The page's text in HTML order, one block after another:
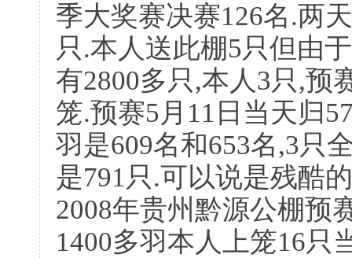
季大奖赛决赛126名.两
只.本人送此棚5只但由
有2800多只,本人3只,预
笼.预赛5月11日当天归
羽是609名和653名,3只
是791只.可以说是残酷
2008年贵州黔源公棚预
1400多羽本人上笼16只